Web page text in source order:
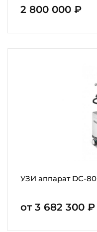
2 800 000 ₽
УЗИ аппарат DC-80
от 3 682 300 ₽